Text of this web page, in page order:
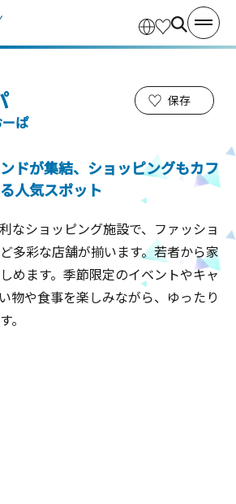
ぱ
保存
ドが集結、ショッピングもカフ
人気スポット
なショッピング施設で、ファッショ
多彩な店舗が揃います。若者から家
めます。季節限定のイベントやキャ
物や食事を楽しみながら、ゆったり
。